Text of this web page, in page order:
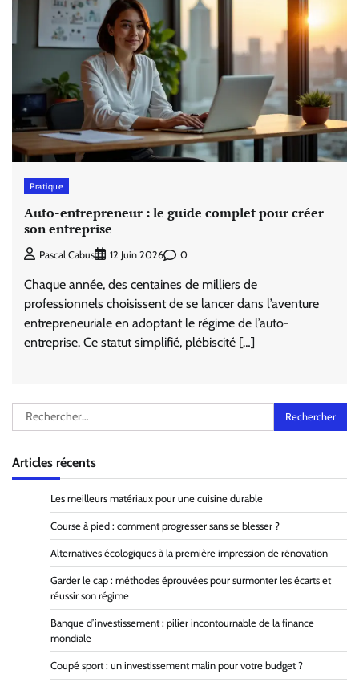
Pratique
Auto-entrepreneur : le guide complet pour créer
son entreprise
Pascal Cabus 12 Juin 2026 0
Chaque année, des centaines de milliers de
professionnels choisissent de se lancer dans l’aventure
entrepreneuriale en adoptant le régime de l’auto-
entreprise. Ce statut simplifié, plébiscité […]
Rechercher :
Articles récents
Les meilleurs matériaux pour une cuisine durable
Course à pied : comment progresser sans se blesser ?
Alternatives écologiques à la première impression de rénovation
Garder le cap : méthodes éprouvées pour surmonter les écarts et
réussir son régime
Banque d’investissement : pilier incontournable de la finance
mondiale
Coupé sport : un investissement malin pour votre budget ?